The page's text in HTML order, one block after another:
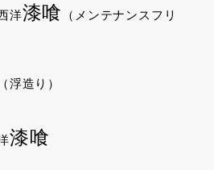
洋漆喰
（メンテナンスフリ
浮造り）
漆喰